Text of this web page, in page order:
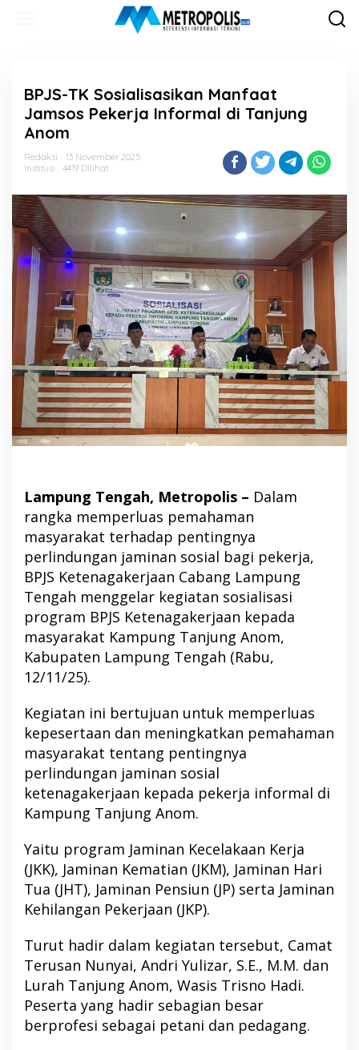
BPJS-TK Sosialisasikan Manfaat
Jamsos Pekerja Informal di Tanjung
Anom
Redaksi
13 November 2025
Institusi
4419 Dilihat
Lampung Tengah, Metropolis – Dalam
rangka memperluas pemahaman
masyarakat terhadap pentingnya
perlindungan jaminan sosial bagi pekerja,
BPJS Ketenagakerjaan Cabang Lampung
Tengah menggelar kegiatan sosialisasi
program BPJS Ketenagakerjaan kepada
masyarakat Kampung Tanjung Anom,
Kabupaten Lampung Tengah (Rabu,
12/11/25).
Kegiatan ini bertujuan untuk memperluas
kepesertaan dan meningkatkan pemahaman
masyarakat tentang pentingnya
perlindungan jaminan sosial
ketenagakerjaan kepada pekerja informal di
Kampung Tanjung Anom.
Yaitu program Jaminan Kecelakaan Kerja
(JKK), Jaminan Kematian (JKM), Jaminan Hari
Tua (JHT), Jaminan Pensiun (JP) serta Jaminan
Kehilangan Pekerjaan (JKP).
Turut hadir dalam kegiatan tersebut, Camat
Terusan Nunyai, Andri Yulizar, S.E., M.M. dan
Lurah Tanjung Anom, Wasis Trisno Hadi.
Peserta yang hadir sebagian besar
berprofesi sebagai petani dan pedagang.